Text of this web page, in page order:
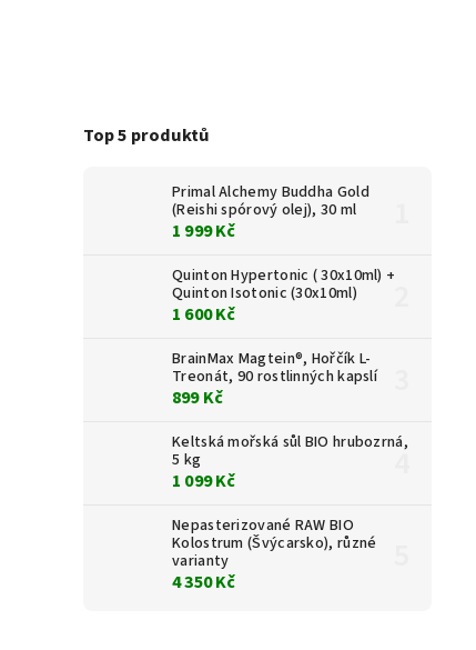
Top 5 produktů
Primal Alchemy Buddha Gold
(Reishi spórový olej), 30 ml
1 999 Kč
Quinton Hypertonic ( 30x10ml) +
Quinton Isotonic (30x10ml)
1 600 Kč
BrainMax Magtein®, Hořčík L-
Treonát, 90 rostlinných kapslí
899 Kč
Keltská mořská sůl BIO hrubozrná,
5 kg
1 099 Kč
Nepasterizované RAW BIO
Kolostrum (Švýcarsko), různé
varianty
4 350 Kč